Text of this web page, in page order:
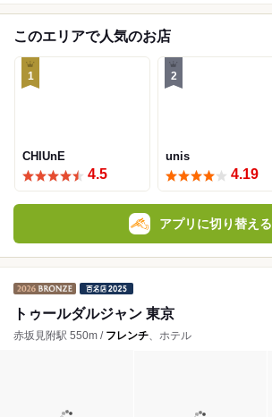
このエリアで人気のお店
1
CHIUnE
4.5
2
unis
4.19
アプリに切り替える
トゥールダルジャン 東京
赤坂見附駅 550m / フレンチ、ホテル